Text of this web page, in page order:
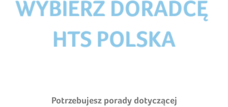
Potrzebujesz porady dotyczącej